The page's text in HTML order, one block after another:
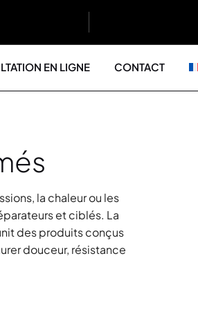
EN LIGNE CONTACT
la chaleur ou les
et ciblés. La
des produits conçus
douceur, résistance